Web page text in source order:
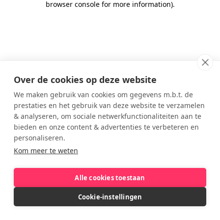
Over de cookies op deze website
We maken gebruik van cookies om gegevens m.b.t. de
prestaties en het gebruik van deze website te verzamelen
& analyseren, om sociale netwerkfunctionaliteiten aan te
bieden en onze content & advertenties te verbeteren en
personaliseren.
Kom meer te weten
Alle cookies toestaan
Cookie-instellingen
browser console for more information).